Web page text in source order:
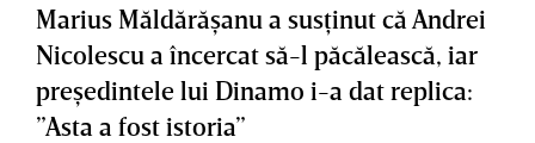
Marius Măldărăşanu a susţinut că Andrei
Nicolescu a încercat să-l păcălească, iar
preşedintele lui Dinamo i-a dat replica:
”Asta a fost istoria”